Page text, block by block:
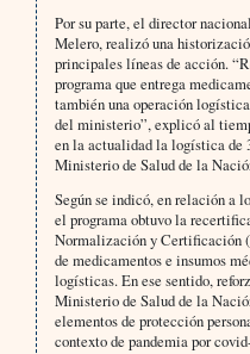
Por su parte, el director
Melero, realizó una
principales líneas de acción.
programa que entrega
también una operación
del ministerio”, explicó al
en la actualidad la logística de
Ministerio de Salud de la
Según se indicó, en relación a
el programa obtuvo la
Normalización y Certificación
de medicamentos e insumos
logísticas. En ese sentido,
Ministerio de Salud de la
elementos de protección
contexto de pandemia por